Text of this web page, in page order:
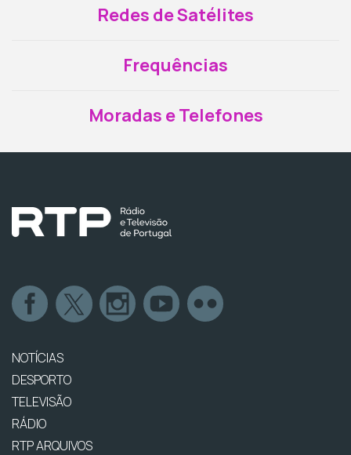
Redes de Satélites
Frequências
Moradas e Telefones
NOTÍCIAS
DESPORTO
TELEVISÃO
RÁDIO
RTP ARQUIVOS